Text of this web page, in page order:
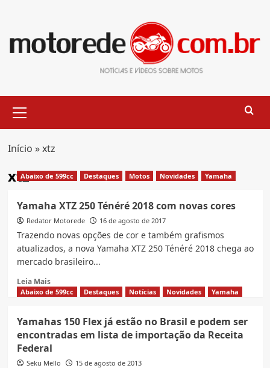
content
Menu
Início »xtz
xtzAbaixo de 599cc Destaques Motos Novidades Yamaha
Yamaha XTZ 250 Ténéré 2018 com novas cores
Redator Motorede 16 de agosto de 2017
Trazendo novas opções de cor e também grafismos
atualizados, a nova Yamaha XTZ 250 Ténéré 2018 chega ao
mercado brasileiro...
Leia MaisRead
more
XTZ
250
2018
Abaixo de 599cc Destaques Notícias Novidades Yamaha
Yamahas 150 Flex já estão no Brasil e podem ser
encontradas em lista de importação da Receita
Federal
Seku Mello 15 de agosto de 2013